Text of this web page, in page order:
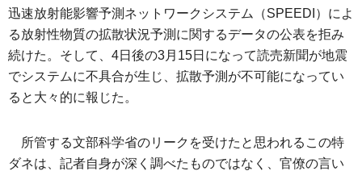
迅速放射能影響予測ネットワークシステム（SPEEDI）によ
る放射性物質の拡散状況予測に関するデータの公表を拒み
続けた。そして、4日後の3月15日になって読売新聞が地震
でシステムに不具合が生じ、拡散予測が不可能になってい
ると大々的に報じた。
所管する文部科学省のリークを受けたと思われるこの特
ダネは、記者自身が深く調べたものではなく、官僚の言い